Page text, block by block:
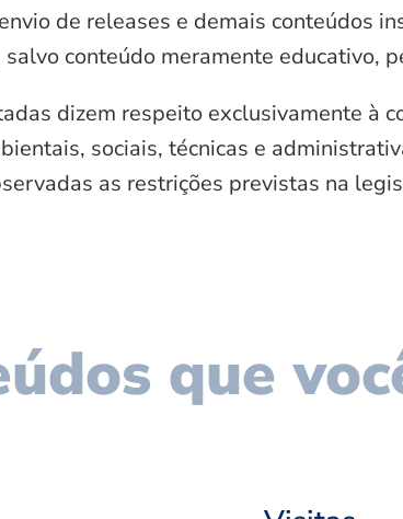
de releases e demais conteúdos
salvo conteúdo meramente educativo,
dizem respeito exclusivamente à
sociais, técnicas e
as restrições previstas na
que